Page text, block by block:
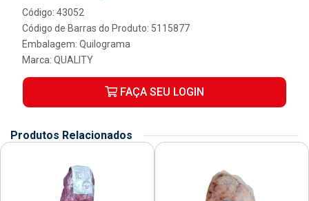
Código: 43052
Código de Barras do Produto: 5115877
Embalagem: Quilograma
Marca: QUALITY
FAÇA SEU LOGIN
Produtos Relacionados